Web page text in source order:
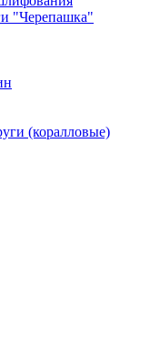
"Черепашка"
(коралловые)